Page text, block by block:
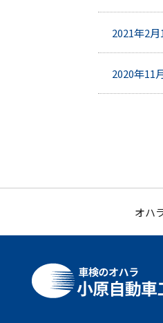
2021年2月
2020年11
オハ